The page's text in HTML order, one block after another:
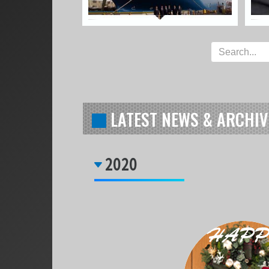
LATEST NEWS &
2020